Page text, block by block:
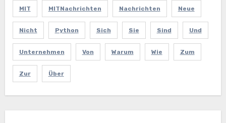
MIT MITNachrichten Nachrichten Neue
Nicht Python Sich Sie Sind Und
Unternehmen Von Warum Wie Zum
Zur Über